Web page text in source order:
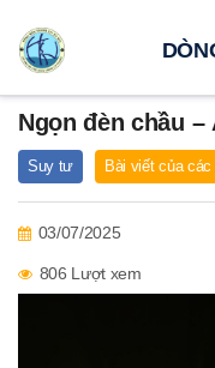
Ngọn đèn chầu
Suy tư Bài viết của các
03/07/2025
806 Lượt xem